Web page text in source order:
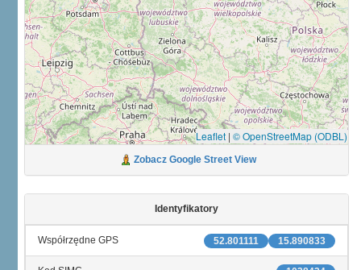
Leaflet | © OpenStreetMap (ODBL)
Zobacz Google Street View
Identyfikatory
15.890833
52.801111
Współrzędne GPS